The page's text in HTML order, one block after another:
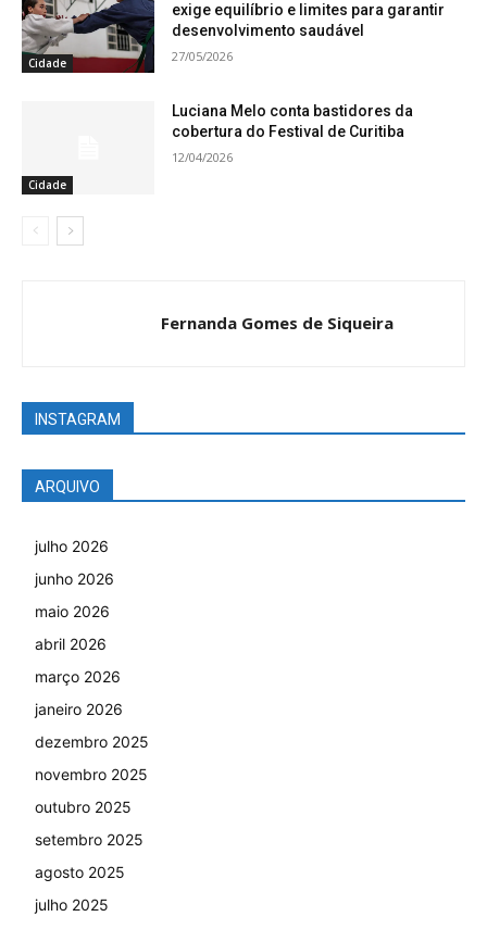
Cidade
exige equilíbrio e limites para garantir
desenvolvimento saudável
27/05/2026
Cidade
Luciana Melo conta bastidores da
cobertura do Festival de Curitiba
12/04/2026
Fernanda Gomes de Siqueira
INSTAGRAM
ARQUIVO
julho 2026
junho 2026
maio 2026
abril 2026
março 2026
janeiro 2026
dezembro 2025
novembro 2025
outubro 2025
setembro 2025
agosto 2025
julho 2025